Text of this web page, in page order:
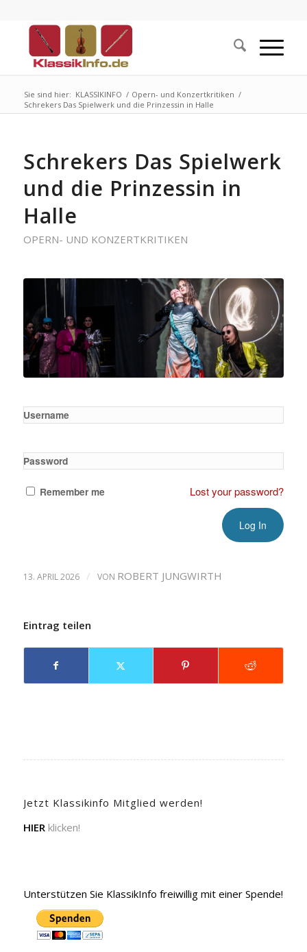
Sie sind hier: KLASSIKINFO / Opern- und Konzertkritiken /
Schrekers Das Spielwerk und die Prinzessin in Halle
Schrekers Das Spielwerk
und die Prinzessin in
Halle
OPERN- UND KONZERTKRITIKEN
Username
Password
Remember me Lost your password?
13. APRIL 2026 / VON ROBERT JUNGWIRTH
Eintrag teilen
Jetzt Klassikinfo Mitglied werden!
HIERklicken!
Unterstützen Sie KlassikInfo freiwillig mit einer Spende!